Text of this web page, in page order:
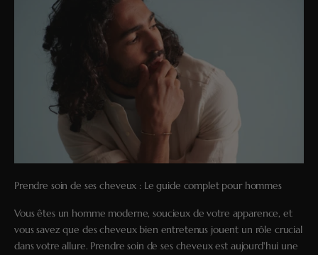
Prendre soin de ses cheveux : Le guide complet pour hommes
Vous êtes un homme moderne, soucieux de votre apparence, et
vous savez que des cheveux bien entretenus jouent un rôle crucial
dans votre allure. Prendre soin de ses cheveux est aujourd'hui une